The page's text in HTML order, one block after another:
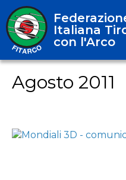
Italiana
con l'Arco
Agosto 2011